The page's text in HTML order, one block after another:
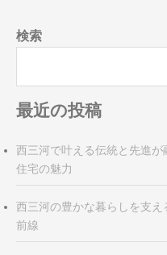
ゲ
ー
ョ
ン
検索
最近の投稿
西三河で叶える伝統と先進
住宅の魅力
西三河の豊かな暮らしを支
前線